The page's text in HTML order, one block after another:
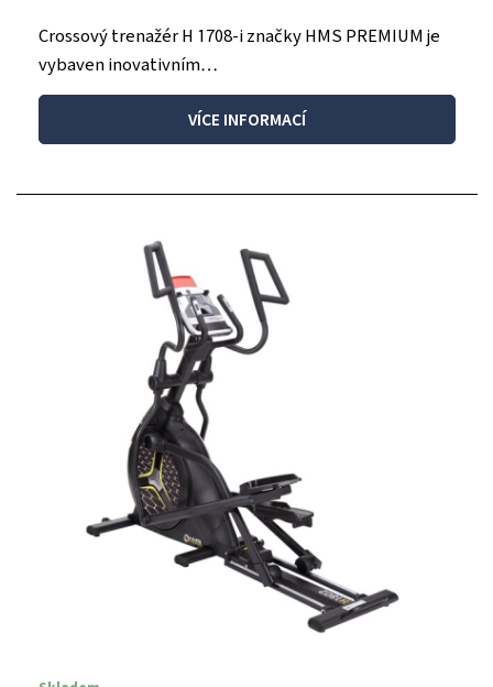
Crossový trenažér H 1708-i značky HMS PREMIUM je
vybaven inovativním…
VÍCE INFORMACÍ